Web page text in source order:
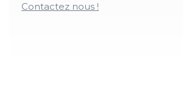
Contactez nous !